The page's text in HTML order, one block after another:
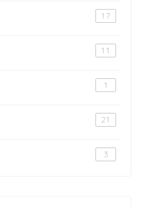
17
11
1
21
3